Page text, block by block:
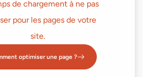
de chargement à ne pas
pour les pages de votre
site.
optimiser une page ?